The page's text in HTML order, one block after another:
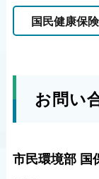
国民健康保険
お問い
市民環境部 国